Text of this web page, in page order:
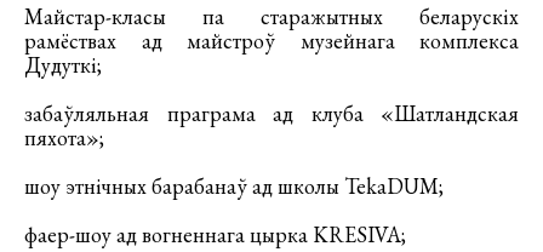
Майстар-класы па старажытных беларускіх
рамёствах ад майстроў музейнага комплекса
Дудуткі;
забаўляльная праграма ад клуба «Шатландская
пяхота»;
шоу этнічных барабанаў ад школы TekaDUM;
фаер-шоу ад вогненнага цырка KRESIVA;